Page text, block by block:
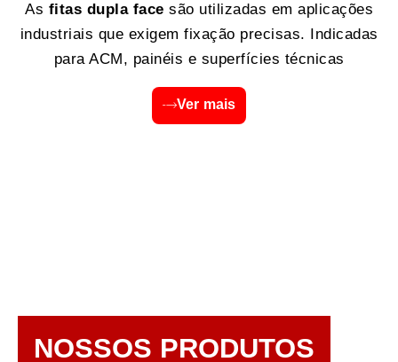
As fitas dupla face são utilizadas em aplicações
industriais que exigem fixação precisas. Indicadas
para ACM, painéis e superfícies técnicas
Ver mais
NOSSOS PRODUTOS